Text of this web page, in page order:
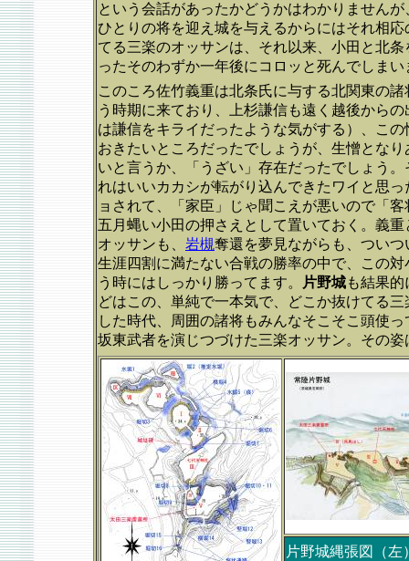
という会話があったかどうかはわかりません
ひとりの将を迎え城を与えるからにはそれ相
てる三楽のオッサンは、それ以来、小田と北
ったそのわずか一年後にコロッと死んでしま
このころ佐竹義重は北条氏に与する北関東の
う時期に来ており、上杉謙信も遠く越後から
は謙信をキライだったような気がする）、こ
おきたいところだったでしょうが、生憎とな
いと言うか、「うざい」存在だったでしょう
れはいいカカシが転がり込んできたワイと思
ョされて、「家臣」じゃ聞こえが悪いので「
五月蝿い小田の押さえとして置いておく。義
オッサンも、 岩槻奪還を夢見ながらも、つい
生涯四割に満たない合戦の勝率の中で、この
う時にはしっかり勝ってます。
片野城も結果
どはこの、単純で一本気で、どこか抜けてる
した時代、周囲の諸将もみんなそこそこ頭使
坂東武者を演じつづけた三楽オッサン。その
片野城縄張図（左